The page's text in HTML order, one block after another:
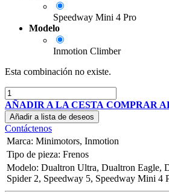
Speedway Mini 4 Pro
Modelo
Inmotion Climber
Esta combinación no existe.
AÑADIR A LA CESTA COMPRAR
Añadir a lista de deseos
Contáctenos
Marca: Minimotors, Inmotion
Tipo de pieza: Frenos
Modelo: Dualtron Ultra, Dualtron Eagle,
Spider 2, Speedway 5, Speedway Mini 4